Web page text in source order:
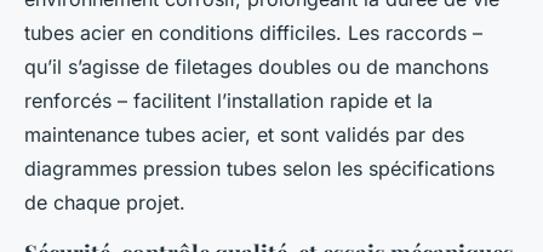
tubes acier en conditions difficiles. Les raccords –
qu’il s’agisse de filetages doubles ou de manchons
renforcés – facilitent l’installation rapide et la
maintenance tubes acier, et sont validés par des
diagrammes pression tubes selon les spécifications
de chaque projet.